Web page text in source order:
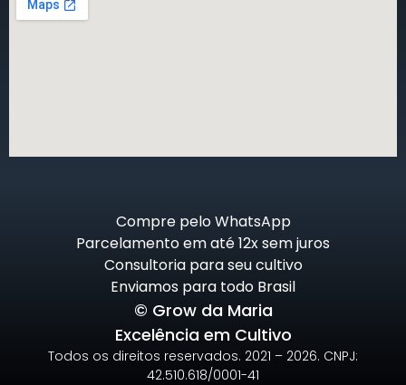
Compre pelo WhatsApp
Parcelamento em até 12x sem juros
Consultoria para seu cultivo
Enviamos para todo Brasil
© Grow da Maria
Excelência em Cultivo
Todos os direitos reservados. 2021 – 2026. CNPJ:
42.510.618/0001-41